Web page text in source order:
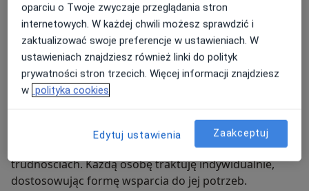
Instytucie Psychoterapii HEALIO - Justyna Rać,
Centrum Wsparcia Dziecka i Rodziny "Przystań"
w Pszczynie - nadal.
Obecnie prowadzę gabinet w Pszczynie przy ul.
bezpiecznej, pełnej empatii i zrozumienia przestrzeni,
w której pacjent może swobodnie mówić o swoich
trudnościach. Każdą osobę traktuję indywidualnie,
dostosowując formę wsparcia do jej potrzeb.
oparciu o Twoje zwyczaje przeglądania stron
internetowych. W każdej chwili możesz sprawdzić i
zaktualizować swoje preferencje w ustawieniach. W
ustawieniach znajdziesz również linki do polityk
prywatności stron trzecich. Więcej informacji znajdziesz
w polityka cookies
Edytuj ustawienia Zaakceptuj